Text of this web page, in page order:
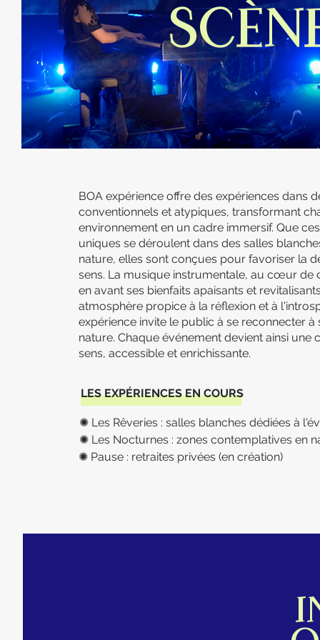
BOA expérience offre des expériences dans
conventionnels et atypiques, transformant
environnement en un cadre immersif. Que
uniques se déroulent dans des salles
nature, elles sont conçues pour favoriser la
sens. La musique instrumentale, au cœur de
en avant ses bienfaits apaisants et
atmosphère propice à la réflexion et à
expérience invite le public à se reconnecter à
nature. Chaque événement devient ainsi une
sens, accessible et enrichissante.
LES EXPÉRIENCES EN COURS
✺ Les Rêveries : salles blanches dédiées à
✺ Les Nocturnes : zones contemplatives en
✺ Pause : retraites privées (en création)